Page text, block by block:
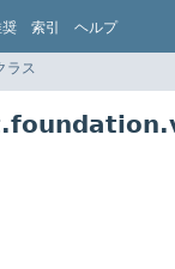
索引 ヘルプ
ラス